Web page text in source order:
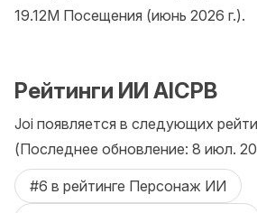
19.12M Посещения (июнь 2026 г.).
Рейтинги ИИ AICPB
Joi появляется в следующих
(Последнее обновление: 8 июл.
#6 в рейтинге Персонаж ИИ